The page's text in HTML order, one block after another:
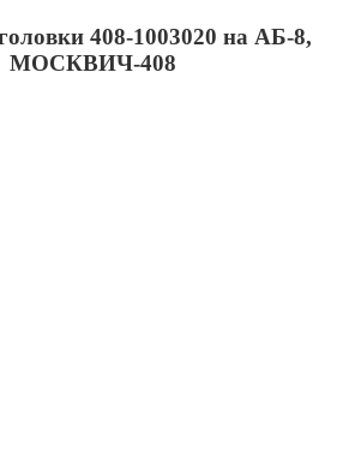
408-1003020 на АБ-8,
МОСКВИЧ-408